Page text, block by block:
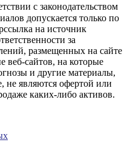
с законодательством
допускается только по
на источник
за
размещенных на сайте
веб-сайтов, на которые
и другие материалы,
не являются офертой или
каких-либо активов.